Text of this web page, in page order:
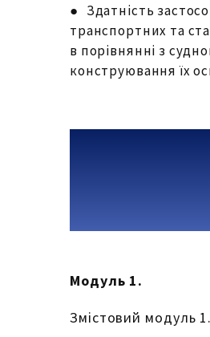
● Здатність
транспортних та
в порівнянні з
конструювання їх
Модуль 1.
Змістовий модуль